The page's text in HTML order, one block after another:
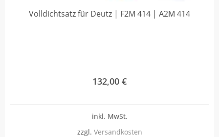
Volldichtsatz für Deutz | F2M 414 | A2M 414
132,00 €
inkl. MwSt.
zzgl. Versandkosten